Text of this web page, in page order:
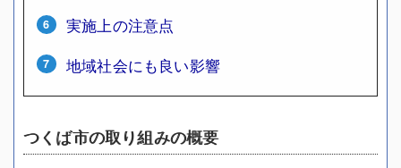
実施上の注意点
地域社会にも良い影響
つくば市の取り組みの概要